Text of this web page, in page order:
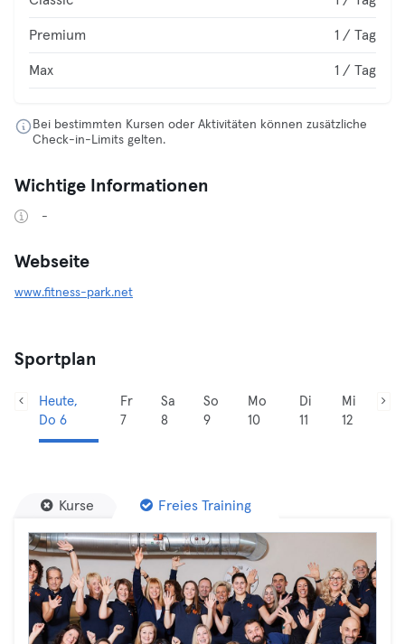
Premium 1 / Tag
Max 1 / Tag
Bei bestimmten Kursen oder Aktivitäten können zusätzliche
Check-in-Limits gelten.
Wichtige Informationen
-
Webseite
www.fitness-park.net
Sportplan
Heute,
Do 6
Fr
7
Sa
8
So
9
Mo
10
Di
11
Mi
12
Kurse Freies Training